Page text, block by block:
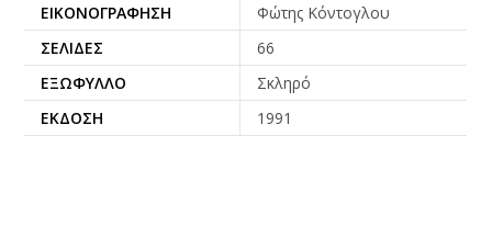
ΕΙΚΟΝΟΓΡΆΦΗΣΗ
Φώτης Κόντογλου
ΣΕΛΊΔΕΣ
66
ΕΞΏΦΥΛΛΟ
Σκληρό
ΈΚΔΟΣΗ
1991